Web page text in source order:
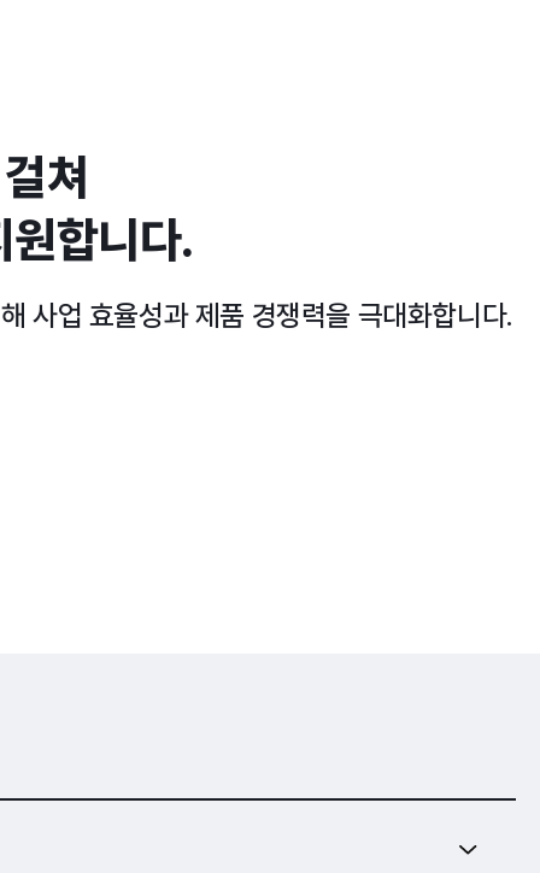
쳐
원합니다.
사업 효율성과 제품 경쟁력을 극대화합니다.